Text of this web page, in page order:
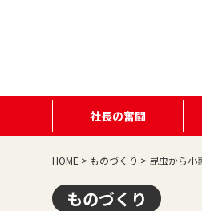
社長の奮闘
HOME > ものづくり > 昆虫から小
ものづくり